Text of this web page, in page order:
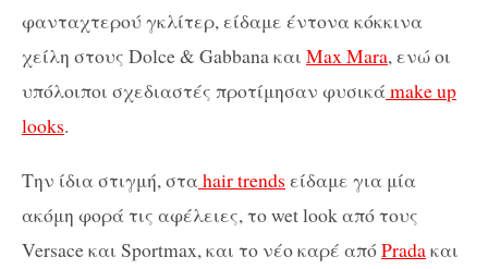
φανταχτερού γκλίτερ, είδαμε έντονα κόκκινα
χείλη στους Dolce & Gabbana και Max Mara, ενώ οι
υπόλοιποι σχεδιαστές προτίμησαν φυσικάmake up
looks.
Την ίδια στιγμή, σταhair trends είδαμε για μία
ακόμη φορά τις αφέλειες, το wet look από τους
Versace και Sportmax, και το νέο καρέ απόPradaκαι